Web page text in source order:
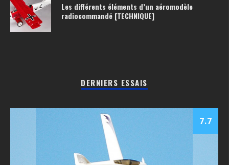
Les différents éléments d’un aéromodèle
radiocommandé [TECHNIQUE]
DERNIERS ESSAIS
7.7